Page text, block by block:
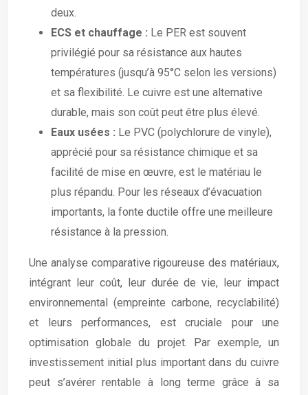
deux.
ECS et chauffage : Le PER est souvent
privilégié pour sa résistance aux hautes
températures (jusqu’à 95°C selon les versions)
et sa flexibilité. Le cuivre est une alternative
durable, mais son coût peut être plus élevé.
Eaux usées : Le PVC (polychlorure de vinyle),
apprécié pour sa résistance chimique et sa
facilité de mise en œuvre, est le matériau le
plus répandu. Pour les réseaux d’évacuation
importants, la fonte ductile offre une meilleure
résistance à la pression.
Une analyse comparative rigoureuse des matériaux,
intégrant leur coût, leur durée de vie, leur impact
environnemental (empreinte carbone, recyclabilité)
et leurs performances, est cruciale pour une
optimisation globale du projet. Par exemple, un
investissement initial plus important dans du cuivre
peut s’avérer rentable à long terme grâce à sa